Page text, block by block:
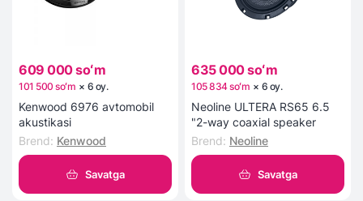
609 000 soʻm
101 500 soʻm × 6 oy.
Kenwood 6976 avtomobil
akustikasi
Brend: Kenwood
Savatga
635 000 soʻm
105 834 soʻm × 6 oy.
Neoline ULTERA RS65 6.5
"2-way coaxial speaker
Brend: Neoline
Savatga